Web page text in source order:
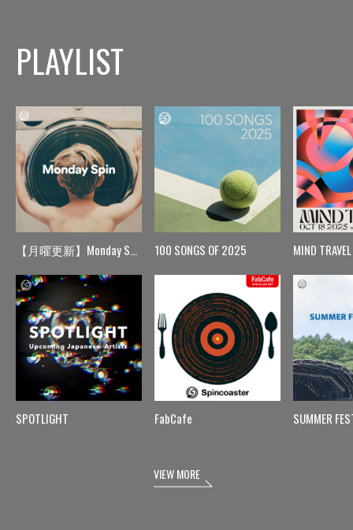
PLAYLIST
【月曜更新】Monday Spin
SPOTLIGHT
100 SONGS OF 2025
FabCafe
MIND TRAVEL
SUMMER
VIEW MORE